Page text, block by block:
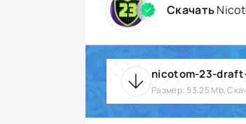
Скачать
nicotom-23-
Размер: 53.25 Mb,